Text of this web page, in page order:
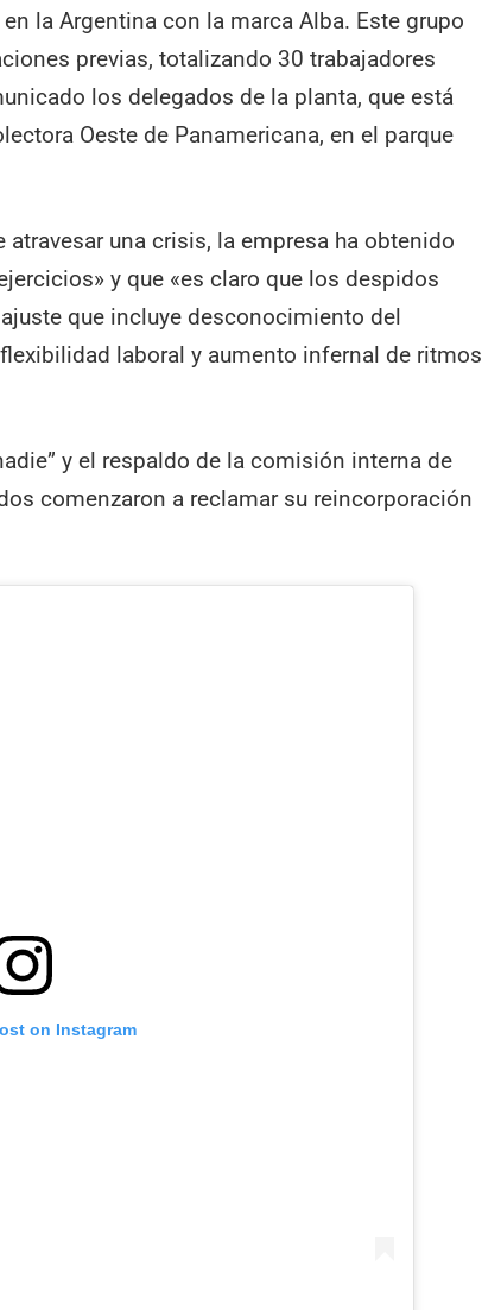
la Argentina con la marca Alba. Este grupo
previas, totalizando 30 trabajadores
los delegados de la planta, que está
Oeste de Panamericana, en el parque
una crisis, la empresa ha obtenido
y que «es claro que los despidos
que incluye desconocimiento del
laboral y aumento infernal de ritmos
y el respaldo de la comisión interna de
comenzaron a reclamar su reincorporación
on Instagram